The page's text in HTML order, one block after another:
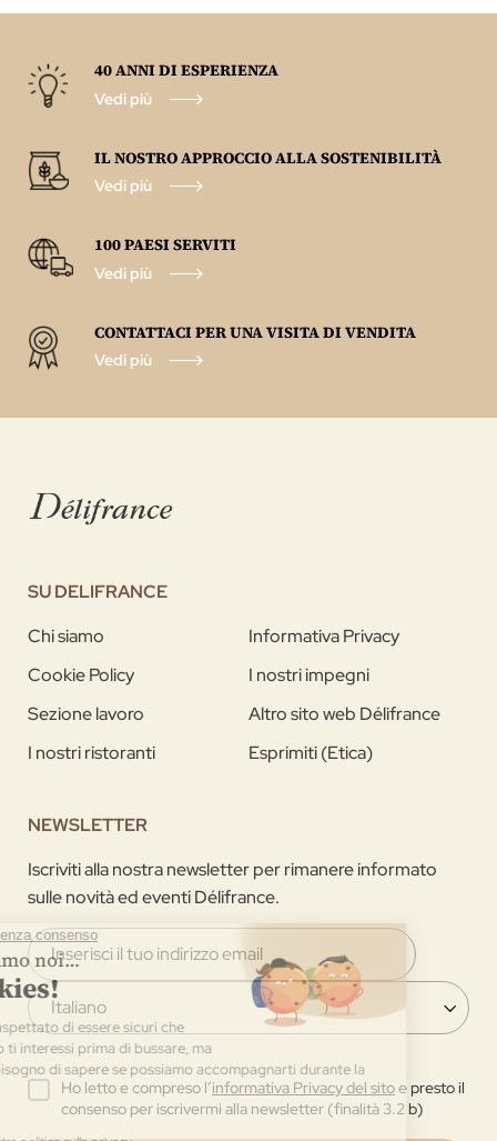
40 ANNI DI ESPERIENZA
Vedi più
IL NOSTRO APPROCCIO ALLA SOSTENIBILITÀ
Vedi più
100 PAESI SERVITI
Vedi più
CONTATTACI PER UNA VISITA DI VENDITA
Vedi più
SU DELIFRANCE
Chi siamo
Informativa Privacy
Cookie Policy
I nostri impegni
Sezione lavoro
Altro sito web Délifrance
I nostri ristoranti
Esprimiti (Etica)
NEWSLETTER
Iscriviti alla nostra newsletter per rimanere informato
sulle novità ed eventi Délifrance.
Ho letto e compreso l’informativa Privacy del sitoe presto il
consenso per iscrivermi alla newsletter (finalità 3.2 b)